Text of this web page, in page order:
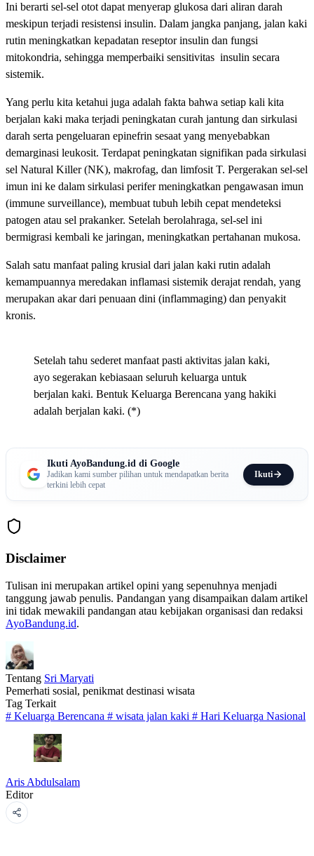
Ini berarti sel-sel otot dapat menyerap glukosa dari aliran darah
meskipun terjadi resistensi insulin. Dalam jangka panjang, jalan kaki
rutin meningkatkan kepadatan reseptor insulin dan fungsi
mitokondria, sehingga memperbaiki sensitivitas insulin secara
sistemik.
Yang perlu kita ketahui juga adalah fakta bahwa setiap kali kita
berjalan kaki maka terjadi peningkatan curah jantung dan sirkulasi
darah serta pengeluaran epinefrin sesaat yang menyebabkan
demarginasi leukosit. Terdapat peningkatan signifikan pada sirkulasi
sel Natural Killer (NK), makrofag, dan limfosit T. Pergerakan sel-sel
imun ini ke dalam sirkulasi perifer meningkatkan pengawasan imun
(immune surveillance), membuat tubuh lebih cepat mendeteksi
patogen atau sel prakanker. Setelah berolahraga, sel-sel ini
bermigrasi kembali ke jaringan, meningkatkan pertahanan mukosa.
Salah satu manfaat paling krusial dari jalan kaki rutin adalah
kemampuannya meredakan inflamasi sistemik derajat rendah, yang
merupakan akar dari penuaan dini (inflammaging) dan penyakit
kronis.
Setelah tahu sederet manfaat pasti aktivitas jalan kaki,
ayo segerakan kebiasaan seluruh keluarga untuk
berjalan kaki. Bentuk Keluarga Berencana yang hakiki
adalah berjalan kaki. (*)
Ikuti AyoBandung.id di Google
Jadikan kami sumber pilihan untuk mendapatkan berita
terkini lebih cepat
Ikuti
Disclaimer
Tulisan ini merupakan artikel opini yang sepenuhnya menjadi
tanggung jawab penulis. Pandangan yang disampaikan dalam artikel
ini tidak mewakili pandangan atau kebijakan organisasi dan redaksi
AyoBandung.id.
Tentang Sri Maryati
Pemerhati sosial, penikmat destinasi wisata
Tag Terkait
# Keluarga Berencana # wisata jalan kaki # Hari Keluarga Nasional
Aris Abdulsalam
Editor